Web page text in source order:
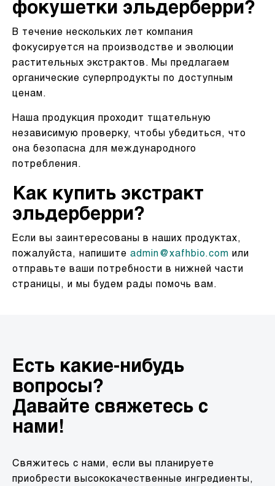
фокушетки эльдерберри?
В течение нескольких лет компания
фокусируется на производстве и эволюции
растительных экстрактов. Мы предлагаем
органические суперпродукты по доступным
ценам.
Наша продукция проходит тщательную
независимую проверку, чтобы убедиться, что
она безопасна для международного
потребления.
Как купить экстракт
эльдерберри?
Если вы заинтересованы в наших продуктах,
пожалуйста, напишите admin@xafhbio.com или
отправьте ваши потребности в нижней части
страницы, и мы будем рады помочь вам.
Есть какие-нибудь
вопросы?
Давайте свяжетесь с
нами!
Свяжитесь с нами, если вы планируете
приобрести высококачественные ингредиенты,